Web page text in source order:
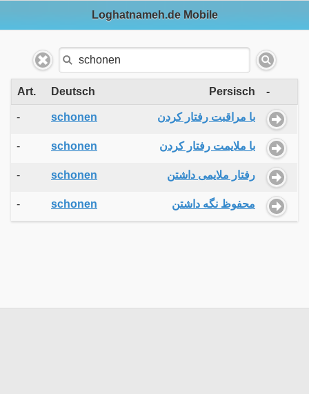
Loghatnameh.de Mobile
Art. Deutsch Persisch -
- schonen با مراقبت رفتار کردن
- schonen با ملایمت رفتار کردن
- schonen رفتار ملایمی داشتن
- schonen محفوظ نگه داشتن